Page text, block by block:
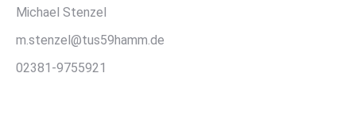
Michael Stenzel
m.stenzel@tus59hamm.de
02381-9755921